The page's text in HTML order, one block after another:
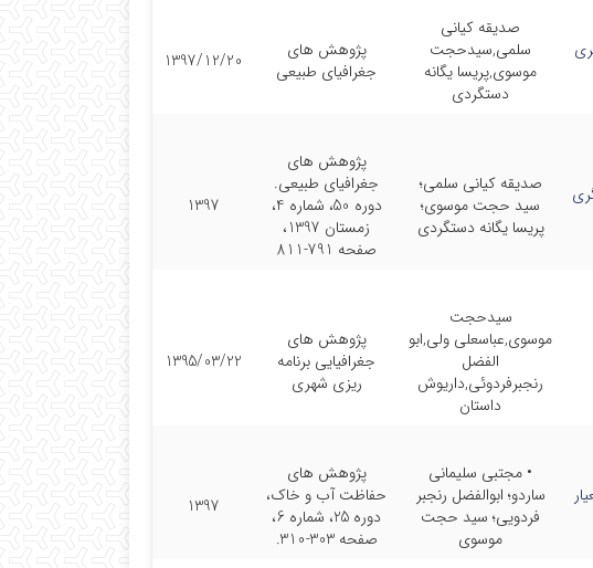
صدیقه کیانی
سلمی,سیدحجت
موسوی,پریسا یگانه
دستگردی
پژوهش های
جغرافیای طبیعی
1397/12/20
صدیقه کیانی سلمی؛
سید حجت موسوی؛
پریسا یگانه دستگردی
پژوهش های
جغرافیای طبیعی.
دوره 50، شماره 4،
زمستان 1397،
صفحه 791-811
1397
سیدحجت
موسوی,عباسعلی ولی,ابو
الفضل
رنجبرفردوئی,داریوش
داستان
پژوهش های
جغرافیایی برنامه
ریزی شهری
1395/03/22
• مجتبی سلیمانی
ساردو؛ ابوالفضل رنجبر
فردویی؛ سید حجت
موسوی
پژوهش های
حفاظت آب و خاک،
دوره 25، شماره 6،
صفحه 303-310.
1397